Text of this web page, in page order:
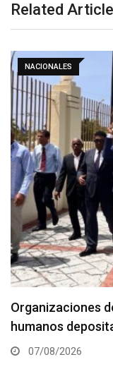
Related
NACIONALES
Organizaciones
humanos
07/08/2026